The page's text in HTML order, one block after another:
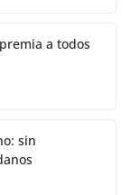
p
a todos
sin